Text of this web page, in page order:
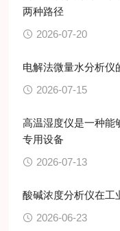
两种路径
2026-07-20
电解法微量水分析仪
2026-07-15
高温湿度仪是一种能
专用设备
2026-07-13
酸碱浓度分析仪在工
2026-06-23